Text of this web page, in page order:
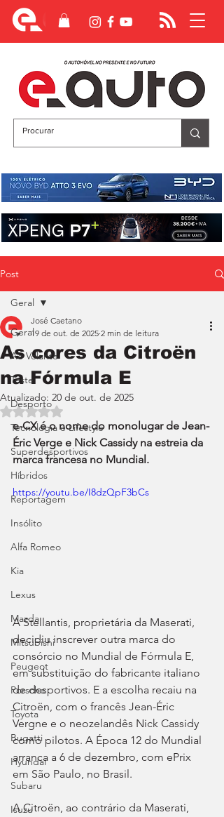
Post
Geral
Ao Volante
Teste
Desporto
Tecnologia e Lifestyle
Superdesportivos
Híbridos
Reportagem
Insólito
Alfa Romeo
Kia
Lexus
Mazda
Mitsubishi
Peugeot
Porsche
Toyota
Bugatti
Hyundai
Subaru
Isuzu
Geral
As cores da Citroën
na Fórmula E
José Caetano
19 de out. de 2025 2 min de leitura
Atualizado: 20 de out. de 2025
Avaliado com NaN de 5 estrelas.
e-CX é o nome do monolugar de Jean-
Éric Verge e Nick Cassidy na estreia da
marca francesa no Mundial.
https://youtu.be/I8dzQpF3bCs
A Stellantis, proprietária da Maserati,
decidiu inscrever outra marca do
consórcio no Mundial de Fórmula E,
em substituição do fabricante italiano
de desportivos. E a escolha recaiu na
Citroën, com o francês Jean-Éric
Vergne e o neozelandês Nick Cassidy
como pilotos. A Época 12 do Mundial
arranca a 6 de dezembro, com ePrix
em São Paulo, no Brasil.
A Citroën, ao contrário da Maserati,